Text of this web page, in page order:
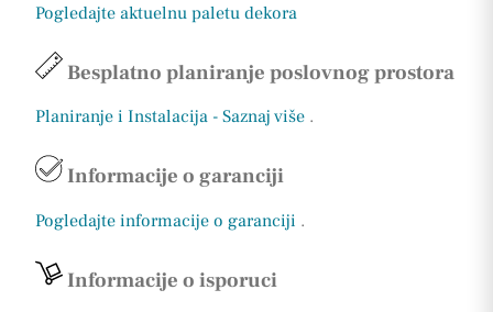
Pogledajte aktuelnu paletu dekora
Besplatno planiranje poslovnog prostora
Planiranje i Instalacija - Saznaj više .
Informacije o garanciji
Pogledajte informacije o garanciji .
Informacije o isporuci